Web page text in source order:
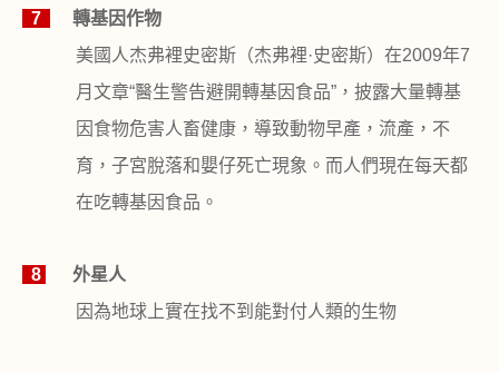
7
轉基因作物
美國人杰弗裡史密斯（杰弗裡·史密斯）在2009年7
月文章“醫生警告避開轉基因食品” ，披露大量轉基
因食物危害人畜健康，導致動物早產，流產，不
育，子宮脫落和嬰仔死亡現象。而人們現在每天都
在吃轉基因食品。
8
外星人
因為地球上實在找不到能對付人類的生物